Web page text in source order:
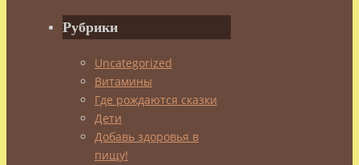
admin
12.04.2014Добавь
здоровья
в
пищу!
Рубрики
Uncategorized
Витамины
Где рождаются сказки
Дети
Добавь здоровья в
пищу!